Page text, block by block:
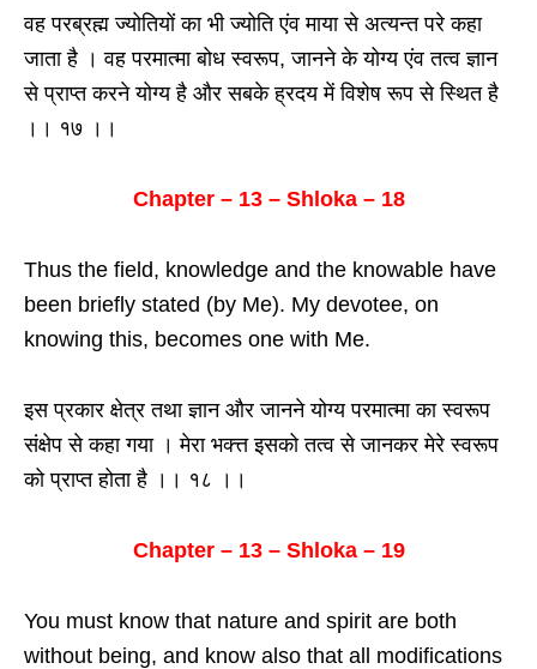
वह परब्रह्म ज्योतियों का भी ज्योति एंव माया से अत्यन्त परे कहा
जाता है । वह परमात्मा बोध स्वरूप, जानने के योग्य एंव तत्व ज्ञान
से प्राप्त करने योग्य है और सबके ह्रदय में विशेष रूप से स्थित है
।। १७ ।।
Chapter – 13 – Shloka – 18
Thus the field, knowledge and the knowable have
been briefly stated (by Me). My devotee, on
knowing this, becomes one with Me.
इस प्रकार क्षेत्र तथा ज्ञान और जानने योग्य परमात्मा का स्वरूप
संक्षेप से कहा गया । मेरा भक्त्त इसको तत्व से जानकर मेरे स्वरूप
को प्राप्त होता है ।। १८ ।।
Chapter – 13 – Shloka – 19
You must know that nature and spirit are both
without being, and know also that all modifications